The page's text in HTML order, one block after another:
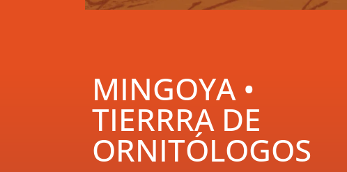
MINGOYA •
TIERRRA DE
ORNITÓLOGOS